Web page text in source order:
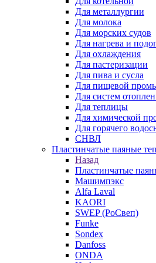
Для металлургии
Для молока
Для морских судов
Для нагрева и
Для охлаждения
Для пастеризации
Для пива и сусла
Для пищевой
Для систем
Для теплицы
Для химической
Для горячего
СНВЛ
Пластинчатые паяные
Назад
Пластинчатые
Машимпэкс
Alfa Laval
KAORI
SWEP (РоСвеп)
Funke
Sondex
Danfoss
ONDA